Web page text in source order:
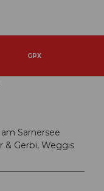
GPX
Sarnersee
& Gerbi, Weggis